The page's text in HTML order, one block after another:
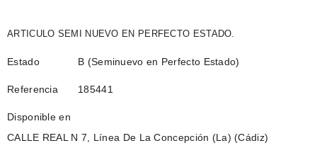
ARTICULO SEMI NUEVO EN PERFECTO ESTADO.
Estado B (Seminuevo en Perfecto Estado)
Referencia 185441
Disponible en
CALLE REAL N 7, Línea De La Concepción (La) (Cádiz)